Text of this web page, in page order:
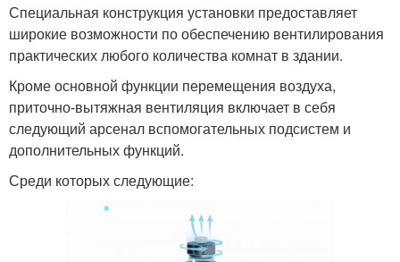
Специальная конструкция установки предоставляет
широкие возможности по обеспечению вентилирования
практических любого количества комнат в здании.
Кроме основной функции перемещения воздуха,
приточно-вытяжная вентиляция включает в себя
следующий арсенал вспомогательных подсистем и
дополнительных функций.
Среди которых следующие: